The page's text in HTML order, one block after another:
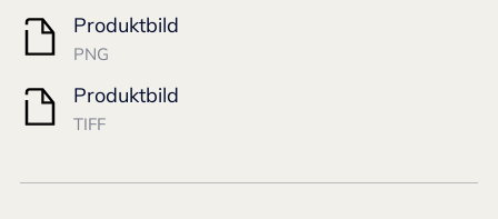
Produktbild
PNG
Produktbild
TIFF